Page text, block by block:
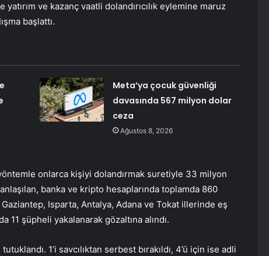
ve kazanç vaatli dolandırıcılık eylemine maruz
başlattı.
Meta’ya çocuk güvenliği
davasında 567 milyon dolar
ceza
Ağustos 8, 2026
onlarca kişiyi dolandırmak suretiyle 33 milyon
banka ve kripto hesaplarında toplamda 860
Isparta, Antalya, Adana ve Tokat illerinde eş
11 şüpheli yakalanarak gözaltına alındı.
1’i savcılıktan serbest bırakıldı, 4’ü için ise adli